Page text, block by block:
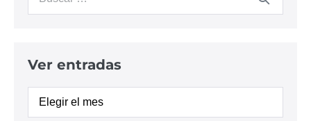
Ver entradas
Ver
entradas